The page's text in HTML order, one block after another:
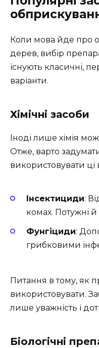
Коли мова йде про
дерев, вибір
існують класичні,
варіанти.
Хімічні засоби
Іноді лише хімія
Отже, варто
використовувати ці
Інсектициди:
комах. Потужні
Фунгіциди:
грибковими
Питання в тому, як
використовувати.
лише уважність і
Біологічні